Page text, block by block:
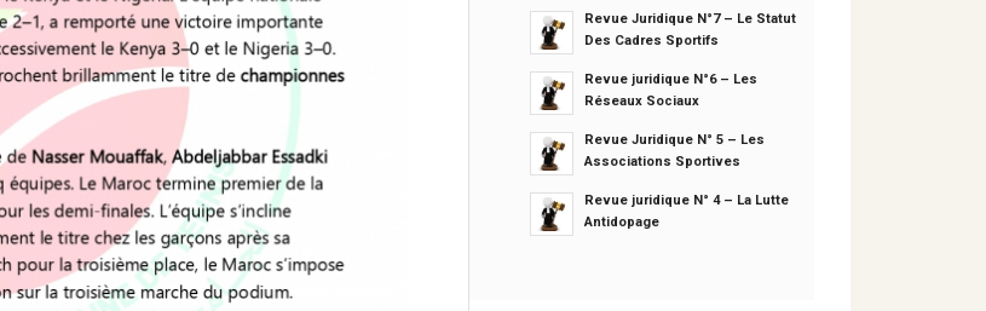
Revue Juridique N°7 – Le Statut
Des Cadres Sportifs
Revue juridique N°6 – Les
Réseaux Sociaux
Revue Juridique N° 5 – Les
Associations Sportives
Revue juridique N° 4 – La Lutte
Antidopage